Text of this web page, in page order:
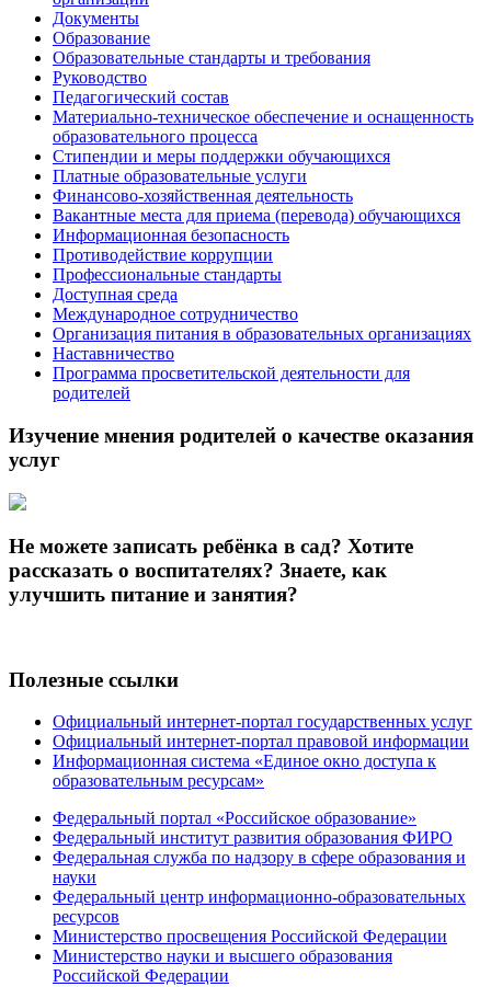
Документы
Образование
Образовательные стандарты и требования
Руководство
Педагогический состав
Материально-техническое обеспечение и оснащенность
образовательного процесса
Стипендии и меры поддержки обучающихся
Платные образовательные услуги
Финансово-хозяйственная деятельность
Вакантные места для приема (перевода) обучающихся
Информационная безопасность
Противодействие коррупции
Профессиональные стандарты
Доступная среда
Международное сотрудничество
Организация питания в образовательных организациях
Наставничество
Программа просветительской деятельности для
родителей
Изучение мнения родителей о качестве оказания
услуг
Не можете записать ребёнка в сад? Хотите
рассказать о воспитателях? Знаете, как
улучшить питание и занятия?
Полезные ссылки
Официальный интернет-портал государственных услуг
Официальный интернет-портал правовой информации
Информационная система «Единое окно доступа к
образовательным ресурсам»
Федеральный портал «Российское образование»
Федеральный институт развития образования ФИРО
Федеральная служба по надзору в сфере образования и
науки
Федеральный центр информационно-образовательных
ресурсов
Министерство просвещения Российской Федерации
Министерство науки и высшего образования
Российской Федерации